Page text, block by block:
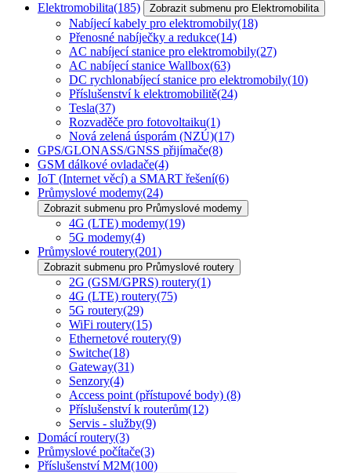
Elektromobilita(185) Zobrazit submenu pro Elektromobilita
Nabíjecí kabely pro elektromobily(18)
Přenosné nabíječky a redukce(14)
AC nabíjecí stanice pro elektromobily(27)
AC nabíjecí stanice Wallbox(63)
DC rychlonabíjecí stanice pro elektromobily(10)
Příslušenství k elektromobilitě(24)
Tesla(37)
Rozvaděče pro fotovoltaiku(1)
Nová zelená úsporám (NZÚ)(17)
GPS/GLONASS/GNSS přijímače(8)
GSM dálkové ovladače(4)
IoT (Internet věcí) a SMART řešení(6)
Průmyslové modemy(24)
Zobrazit submenu pro Průmyslové modemy
4G (LTE) modemy(19)
5G modemy(4)
Průmyslové routery(201)
Zobrazit submenu pro Průmyslové routery
2G (GSM/GPRS) routery(1)
4G (LTE) routery(75)
5G routery(29)
WiFi routery(15)
Ethernetové routery(9)
Switche(18)
Gateway(31)
Senzory(4)
Access point (přístupové body) (8)
Příslušenství k routerům(12)
Servis - služby(9)
Domácí routery(3)
Průmyslové počítače(3)
Příslušenství M2M(100)